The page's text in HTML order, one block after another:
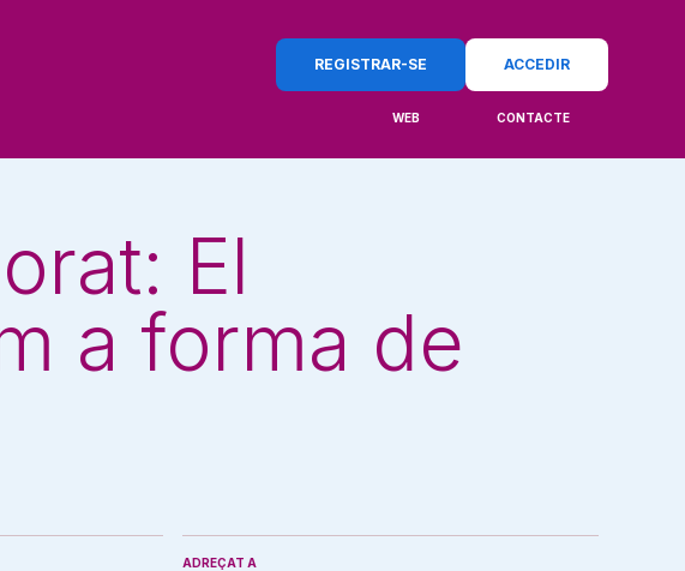
REGISTRAR-SE ACCEDIR
WEB CONTACTE
El
a forma de
ADREÇAT A